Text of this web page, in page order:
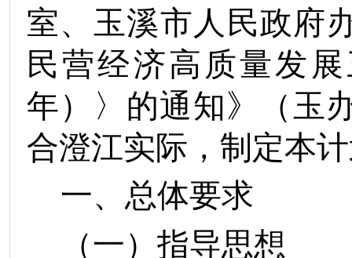
室、玉溪市人民政府
民营经济高质量发
年） 〉的通知》（ 玉
合澄江实际，制定本
一、总体要求
（一）指导思想